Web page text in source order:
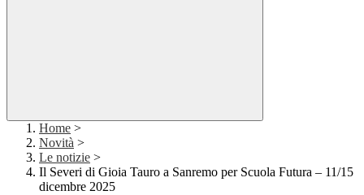
Home >
Novità >
Le notizie >
Il Severi di Gioia Tauro a Sanremo per Scuola Futura – 11/15
dicembre 2025